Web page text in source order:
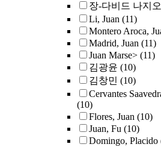
장-다비드 나지
Li, Juan (11)
Montero Aroca,
Madrid, Juan (11)
Juan Marse> (11)
김광윤 (10)
김창민 (10)
Cervantes
(10)
Flores, Juan (10)
Juan, Fu (10)
Domingo, Placido